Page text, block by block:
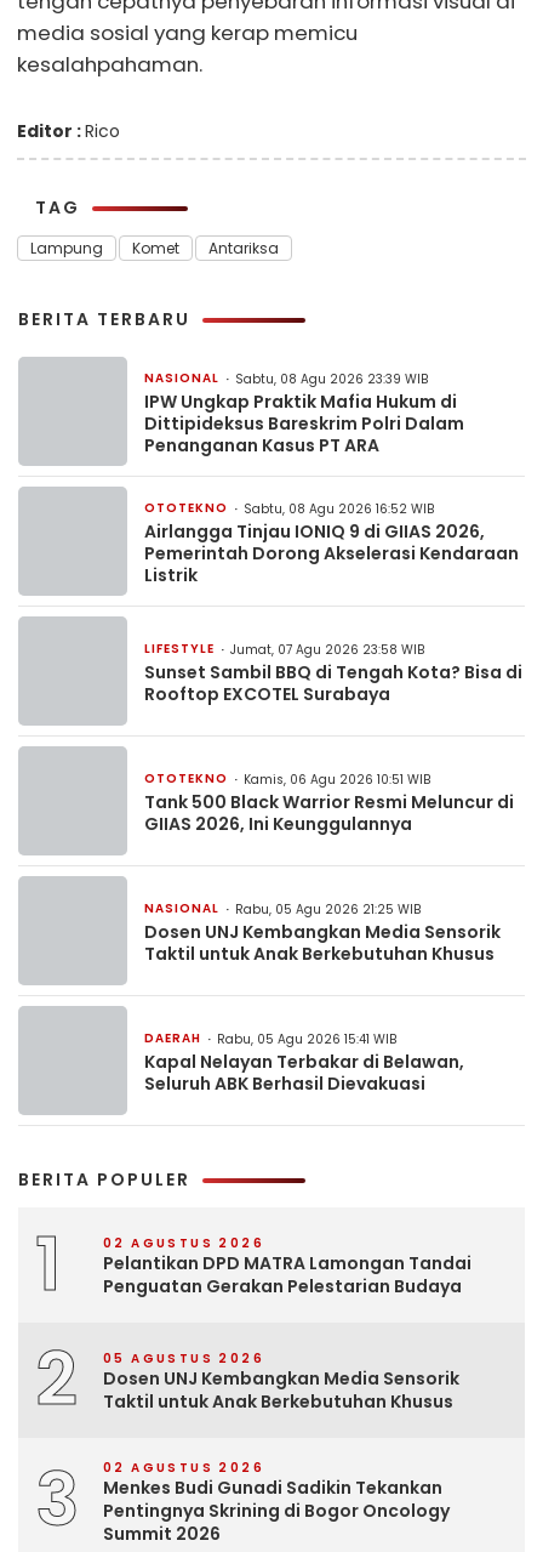
media sosial yang kerap memicu
kesalahpahaman.
Editor :Rico
TAG
Lampung Komet Antariksa
BERITA TERBARU
NASIONAL Sabtu, 08 Agu 2026 23:39 WIB
IPW Ungkap Praktik Mafia Hukum di
Dittipideksus Bareskrim Polri Dalam
Penanganan Kasus PT ARA
OTOTEKNO Sabtu, 08 Agu 2026 16:52 WIB
Airlangga Tinjau IONIQ 9 di GIIAS 2026,
Pemerintah Dorong Akselerasi Kendaraan
Listrik
LIFESTYLE Jumat, 07 Agu 2026 23:58 WIB
Sunset Sambil BBQ di Tengah Kota? Bisa di
Rooftop EXCOTEL Surabaya
OTOTEKNO Kamis, 06 Agu 2026 10:51 WIB
Tank 500 Black Warrior Resmi Meluncur di
GIIAS 2026, Ini Keunggulannya
NASIONAL Rabu, 05 Agu 2026 21:25 WIB
Dosen UNJ Kembangkan Media Sensorik
Taktil untuk Anak Berkebutuhan Khusus
DAERAH Rabu, 05 Agu 2026 15:41 WIB
Kapal Nelayan Terbakar di Belawan,
Seluruh ABK Berhasil Dievakuasi
BERITA POPULER
1 02 AGUSTUS 2026
Pelantikan DPD MATRA Lamongan Tandai
Penguatan Gerakan Pelestarian Budaya
2 05 AGUSTUS 2026
Dosen UNJ Kembangkan Media Sensorik
Taktil untuk Anak Berkebutuhan Khusus
3 02 AGUSTUS 2026
Menkes Budi Gunadi Sadikin Tekankan
Pentingnya Skrining di Bogor Oncology
Summit 2026